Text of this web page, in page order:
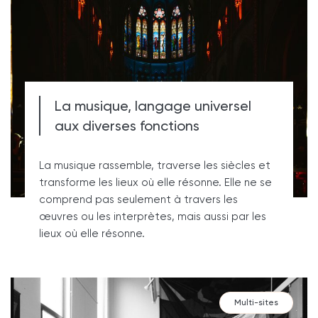
La musique, langage universel
aux diverses fonctions
La musique rassemble, traverse les siècles et
transforme les lieux où elle résonne. Elle ne se
comprend pas seulement à travers les
œuvres ou les interprètes, mais aussi par les
lieux où elle résonne.
Multi-sites